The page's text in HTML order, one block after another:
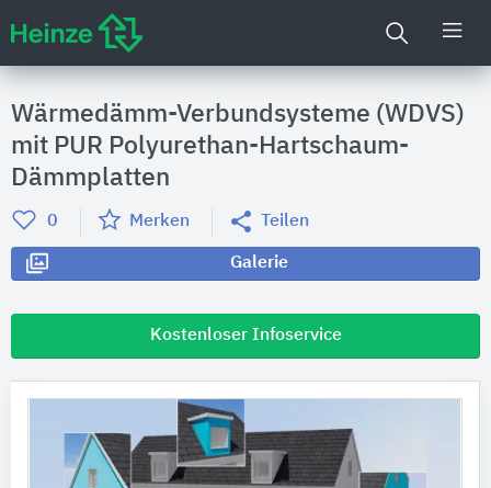
Wärmedämm-Verbundsysteme (WDVS)
mit PUR Polyurethan-Hartschaum-
Dämmplatten
0 Merken Teilen
Galerie
Kostenloser Infoservice